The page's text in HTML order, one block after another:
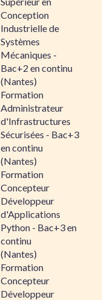
Conception
Industrielle de
Systèmes
Mécaniques -
Bac+2 en continu
(Nantes)
Formation
Administrateur
d'Infrastructures
Sécurisées - Bac+3
en continu
(Nantes)
Formation
Concepteur
Développeur
d'Applications
Python - Bac+3 en
continu
(Nantes)
Formation
Concepteur
Développeur